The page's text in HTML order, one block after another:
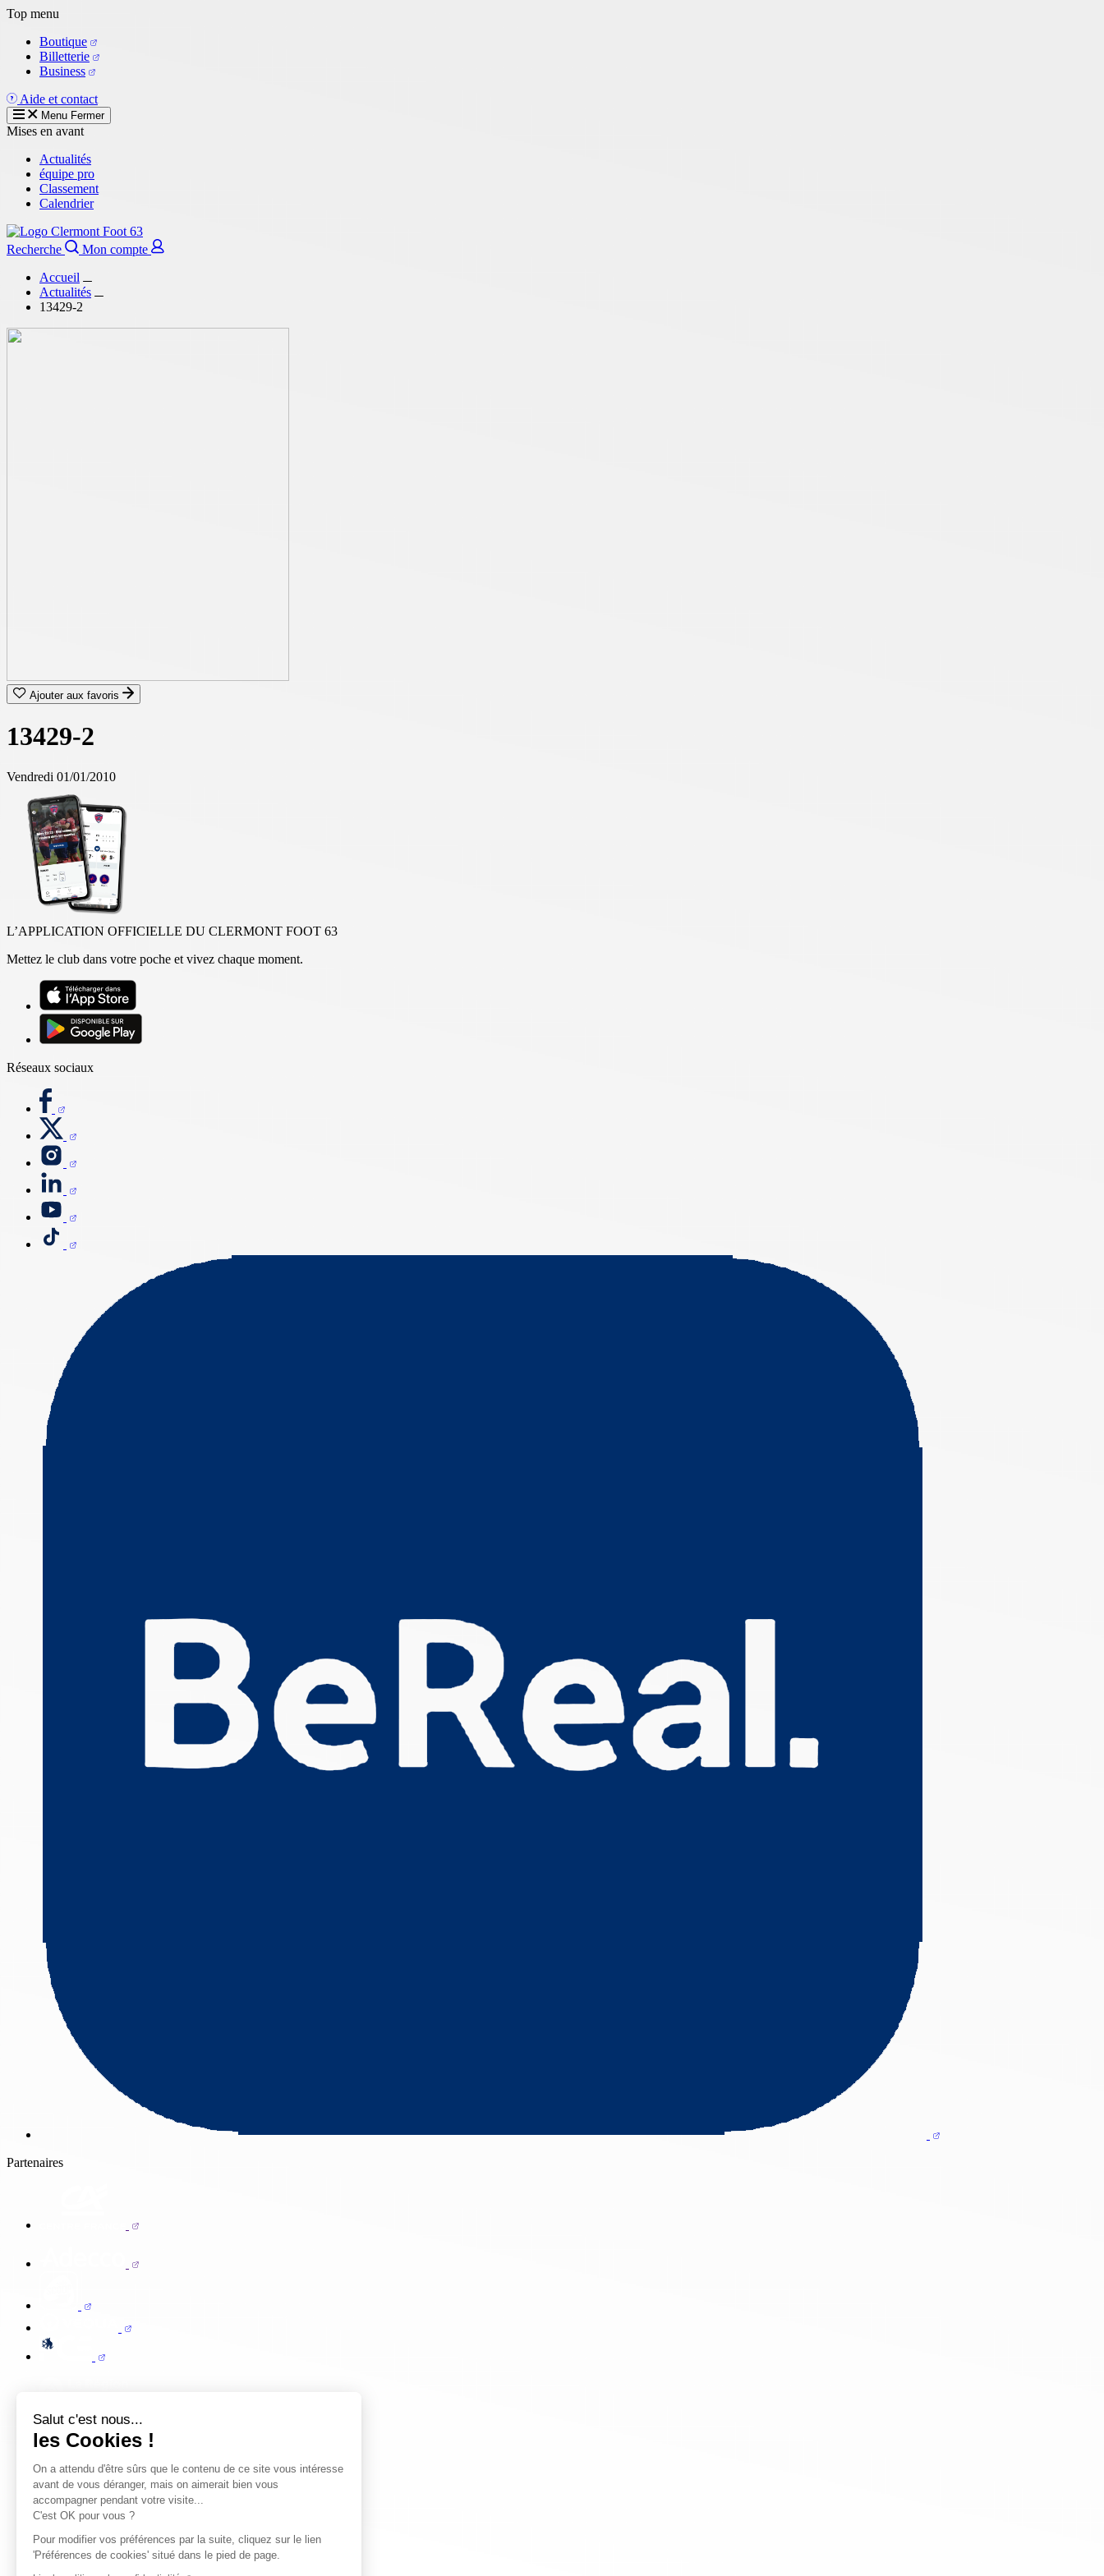
Salut c'est nous...
les Cookies !
On a attendu d'être sûrs que le contenu de ce site vous intéresse
avant de vous déranger, mais on aimerait bien vous
accompagner pendant votre visite...
C'est OK pour vous ?
Pour modifier vos préférences par la suite, cliquez sur le lien
'Préférences de cookies' situé dans le pied de page.
Aller
contenu
principal
Top menu
Boutique
Billetterie
Business
Aide et contact
Menu Fermer
Mises en avant
Actualités
équipe pro
Classement
Calendrier
Recherche
Mon compte
Accueil
Actualités
13429-2
Ajouter aux favoris
13429-2
Vendredi 01/01/2010
L’APPLICATION OFFICIELLE DU CLERMONT FOOT 63
Mettez le club dans votre poche et vivez chaque moment.
Réseaux sociaux
Partenaires